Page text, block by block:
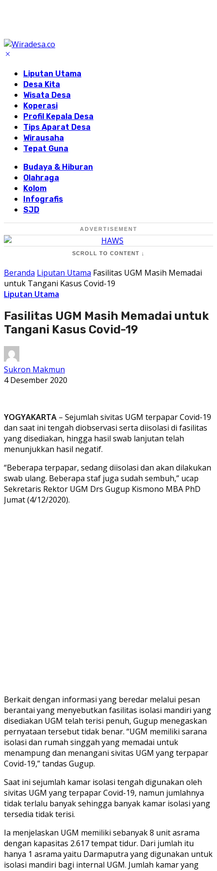
Liputan Utama
Desa Kita
Wisata Desa
Koperasi
Profil Kepala Desa
Tips Aparat Desa
Wirausaha
Tepat Guna
Budaya & Hiburan
Olahraga
Kolom
Infografis
SJD
ADVERTISEMENT
SCROLL TO CONTENT ↓
Beranda Liputan Utama Fasilitas UGM Masih Memadai
untuk Tangani Kasus Covid-19
Liputan Utama
Fasilitas UGM Masih Memadai untuk
Tangani Kasus Covid-19
Sukron Makmun
4 Desember 2020
YOGYAKARTA – Sejumlah sivitas UGM terpapar Covid-19
dan saat ini tengah diobservasi serta diisolasi di fasilitas
yang disediakan, hingga hasil swab lanjutan telah
menunjukkan hasil negatif.
“Beberapa terpapar, sedang diisolasi dan akan dilakukan
swab ulang. Beberapa staf juga sudah sembuh,” ucap
Sekretaris Rektor UGM Drs Gugup Kismono MBA PhD
Jumat (4/12/2020).
Berkait dengan informasi yang beredar melalui pesan
berantai yang menyebutkan fasilitas isolasi mandiri yang
disediakan UGM telah terisi penuh, Gugup menegaskan
pernyataan tersebut tidak benar. “UGM memiliki sarana
isolasi dan rumah singgah yang memadai untuk
menampung dan menangani sivitas UGM yang terpapar
Covid-19,” tandas Gugup.
Saat ini sejumlah kamar isolasi tengah digunakan oleh
sivitas UGM yang terpapar Covid-19, namun jumlahnya
tidak terlalu banyak sehingga banyak kamar isolasi yang
tersedia tidak terisi.
Ia menjelaskan UGM memiliki sebanyak 8 unit asrama
dengan kapasitas 2.617 tempat tidur. Dari jumlah itu
hanya 1 asrama yaitu Darmaputra yang digunakan untuk
isolasi mandiri bagi internal UGM. Jumlah kamar yang